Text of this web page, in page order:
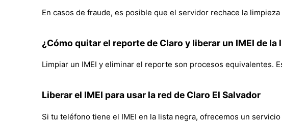
En casos de fraude, es posible que el servidor rechace la
¿Cómo quitar el reporte de Claro y liberar un IMEI de la
Limpiar un IMEI y eliminar el reporte son procesos equivalentes.
Liberar el IMEI para usar la red de Claro El Salvador
Si tu teléfono tiene el IMEI en la lista negra, ofrecemos un